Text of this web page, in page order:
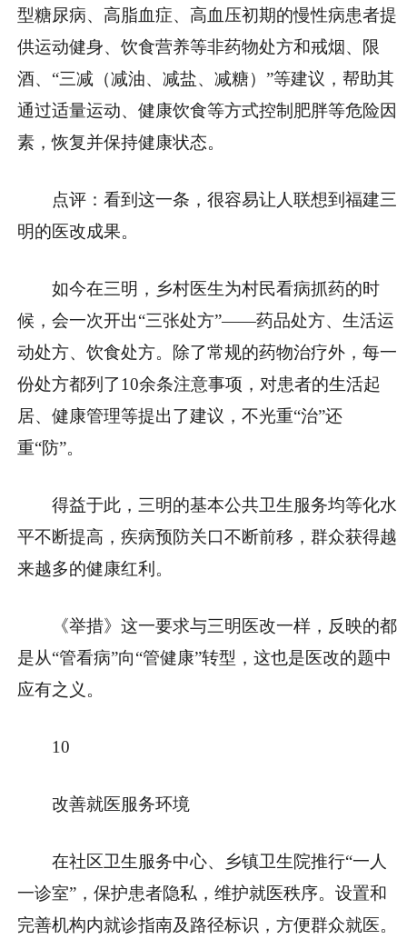
型糖尿病、高脂血症、高血压初期的慢性病患者提
供运动健身、饮食营养等非药物处方和戒烟、限
酒、“三减（减油、减盐、减糖）”等建议，帮助其
通过适量运动、健康饮食等方式控制肥胖等危险因
素，恢复并保持健康状态。
点评：看到这一条，很容易让人联想到福建三
明的医改成果。
如今在三明，乡村医生为村民看病抓药的时
候，会一次开出“三张处方”——药品处方、生活运
动处方、饮食处方。除了常规的药物治疗外，每一
份处方都列了10余条注意事项，对患者的生活起
居、健康管理等提出了建议，不光重“治”还
重“防”。
得益于此，三明的基本公共卫生服务均等化水
平不断提高，疾病预防关口不断前移，群众获得越
来越多的健康红利。
《举措》这一要求与三明医改一样，反映的都
是从“管看病”向“管健康”转型，这也是医改的题中
应有之义。
10
改善就医服务环境
在社区卫生服务中心、乡镇卫生院推行“一人
一诊室”，保护患者隐私，维护就医秩序。设置和
完善机构内就诊指南及路径标识，方便群众就医。